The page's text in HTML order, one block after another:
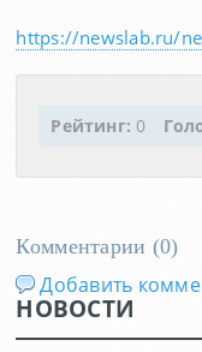
https://newslab.ru/
Рейтинг:0
Комментарии (0)
Добавить
НОВОСТИ